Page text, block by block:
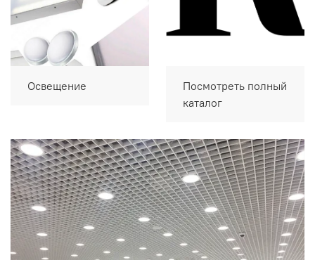
Освещение
Посмотреть полный
каталог